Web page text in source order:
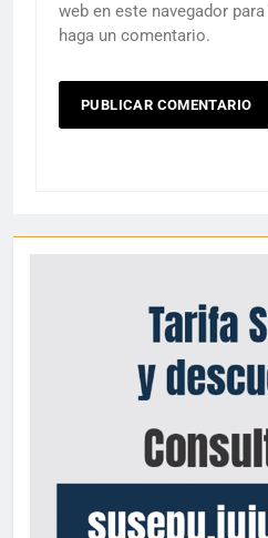
web en este navegador
haga un comentario.